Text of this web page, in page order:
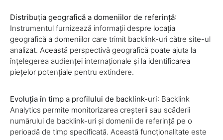
Distribuția geografică a domeniilor de referință:
Instrumentul furnizează informații despre locația
geografică a domeniilor care trimit backlink-uri către site-ul
analizat. Această perspectivă geografică poate ajuta la
înțelegerea audienței internaționale și la identificarea
piețelor potențiale pentru extindere.
Evoluția în timp a profilului de backlink-uri: Backlink
Analytics permite monitorizarea creșterii sau scăderii
numărului de backlink-uri și domenii de referință pe o
perioadă de timp specificată. Această funcționalitate este